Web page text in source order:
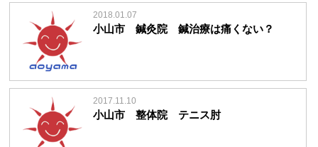
2018.01.07
小山市 鍼灸院 鍼治療は痛くない？
2017.11.10
小山市 整体院 テニス肘